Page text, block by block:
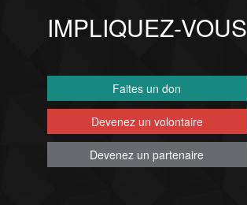
IMPLIQUEZ-VOUS
Faites un don
Devenez un volontaire
Devenez un partenaire